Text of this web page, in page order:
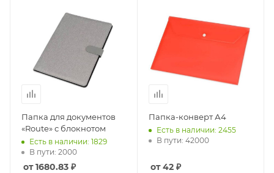
Папка для документов
«Route» с блокнотом
Есть в наличии: 1829
В пути: 2000
от 1680.83 ₽
Папка-конверт А4
Есть в наличии: 2455
В пути: 42000
от 42 ₽